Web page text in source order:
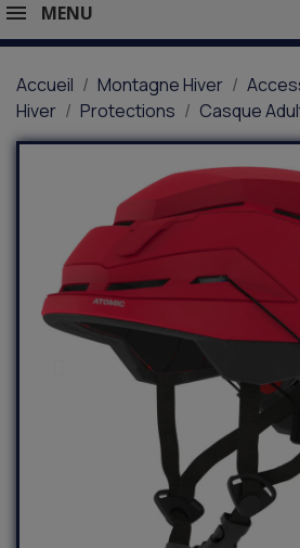
MENU
Accueil Montagne Hiver
Hiver
Protections Casque